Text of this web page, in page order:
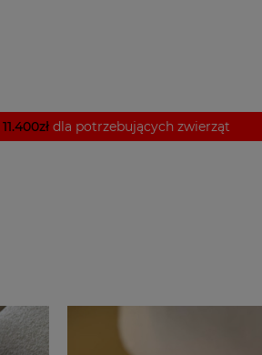
11.400zł dla potrzebujących zwierząt